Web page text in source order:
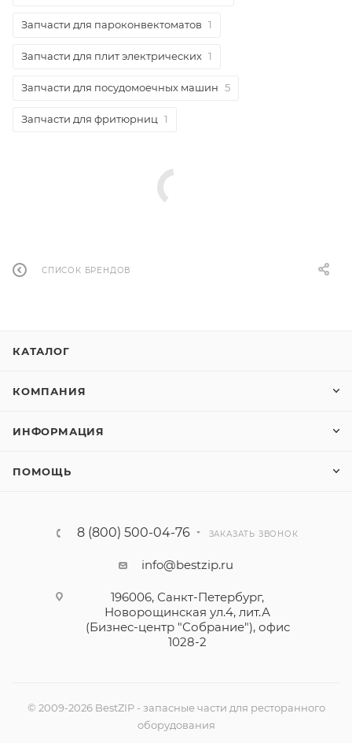
Запчасти для пароконвектоматов 1
Запчасти для плит электрических 1
Запчасти для посудомоечных машин 5
Запчасти для фритюрниц 1
СПИСОК БРЕНДОВ
КАТАЛОГ
КОМПАНИЯ
ИНФОРМАЦИЯ
ПОМОЩЬ
8 (800) 500-04-76 ЗАКАЗАТЬ ЗВОНОК
info@bestzip.ru
196006, Санкт-Петербург,
Новорощинская ул.4, лит.А
(Бизнес-центр "Собрание"), офис
1028-2
© 2009-2026 BestZIP - запасные части для ресторанного
оборудования